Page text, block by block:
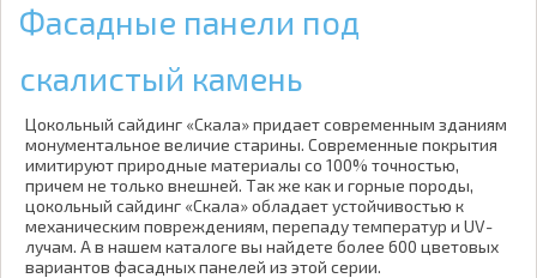
Фасадные панели под
скалистый камень
Цокольный сайдинг «Скала» придает современным зданиям
монументальное величие старины. Современные покрытия
имитируют природные материалы со 100% точностью,
причем не только внешней. Так же как и горные породы,
цокольный сайдинг «Скала» обладает устойчивостью к
механическим повреждениям, перепаду температур и UV-
лучам. А в нашем каталоге вы найдете более 600 цветовых
вариантов фасадных панелей из этой серии.